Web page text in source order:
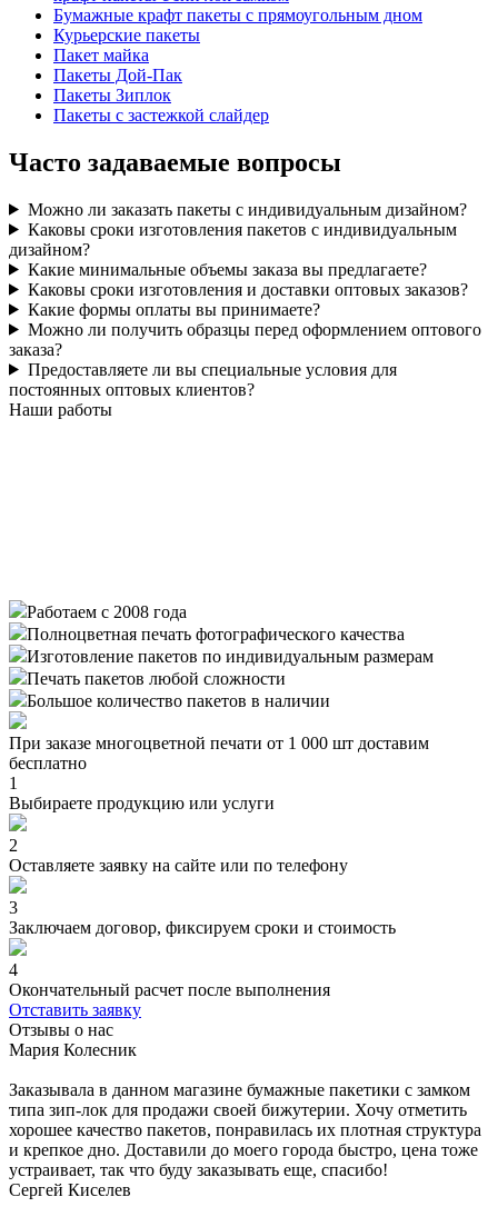
Бумажные крафт пакеты с прямоугольным дном
Курьерские пакеты
Пакет майка
Пакеты Дой-Пак
Пакеты Зиплок
Пакеты с застежкой слайдер
Часто задаваемые вопросы
Можно ли заказать пакеты с индивидуальным дизайном?
Каковы сроки изготовления пакетов с индивидуальным
дизайном?
Какие минимальные объемы заказа вы предлагаете?
Каковы сроки изготовления и доставки оптовых заказов?
Какие формы оплаты вы принимаете?
Можно ли получить образцы перед оформлением оптового
заказа?
Предоставляете ли вы специальные условия для
постоянных оптовых клиентов?
Наши работы
Работаем с 2008 года
Полноцветная печать фотографического качества
Изготовление пакетов по индивидуальным размерам
Печать пакетов любой сложности
Большое количество пакетов в наличии
При заказе многоцветной печати от 1 000 шт доставим
бесплатно
1
Выбираете продукцию или услуги
2
Оставляете заявку на сайте или по телефону
3
Заключаем договор, фиксируем сроки и стоимость
4
Окончательный расчет после выполнения
Отставить заявку
Отзывы о нас
Мария Колесник
Заказывала в данном магазине бумажные пакетики с замком
типа зип-лок для продажи своей бижутерии. Хочу отметить
хорошее качество пакетов, понравилась их плотная структура
и крепкое дно. Доставили до моего города быстро, цена тоже
устраивает, так что буду заказывать еще, спасибо!
Сергей Киселев